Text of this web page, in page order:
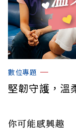
數位專題
堅韌守護，溫
你可能感興趣